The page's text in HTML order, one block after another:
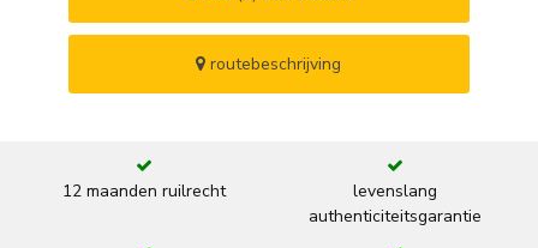
routebeschrijving
12 maanden ruilrecht
levenslang
authenticiteitsgarantie